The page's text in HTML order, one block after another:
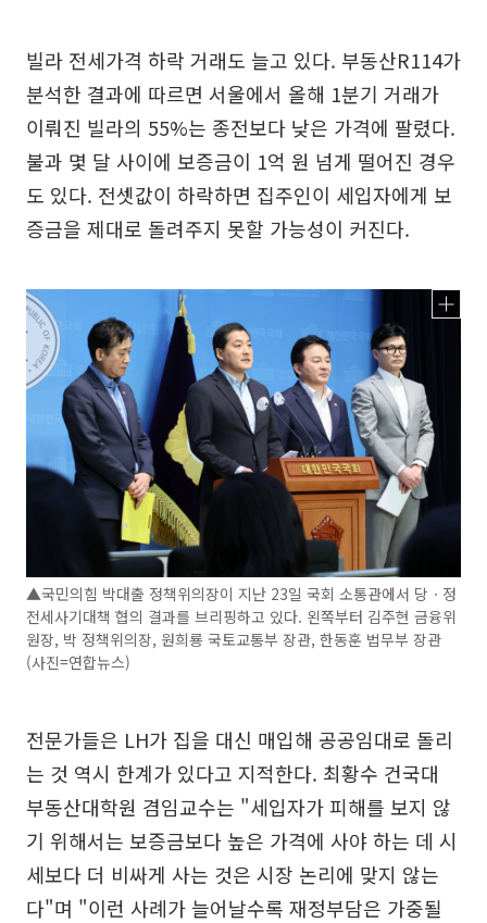
빌라 전세가격 하락 거래도 늘고 있다. 부동산R114가
분석한 결과에 따르면 서울에서 올해 1분기 거래가
이뤄진 빌라의 55%는 종전보다 낮은 가격에 팔렸다.
불과 몇 달 사이에 보증금이 1억 원 넘게 떨어진 경우
도 있다. 전셋값이 하락하면 집주인이 세입자에게 보
증금을 제대로 돌려주지 못할 가능성이 커진다.
▲국민의힘 박대출 정책위의장이 지난 23일 국회 소통관에서 당ㆍ정
전세사기대책 협의 결과를 브리핑하고 있다. 왼쪽부터 김주현 금융위
원장, 박 정책위의장, 원희룡 국토교통부 장관, 한동훈 법무부 장관
(사진=연합뉴스)
전문가들은 LH가 집을 대신 매입해 공공임대로 돌리
는 것 역시 한계가 있다고 지적한다. 최황수 건국대
부동산대학원 겸임교수는 "세입자가 피해를 보지 않
기 위해서는 보증금보다 높은 가격에 사야 하는 데 시
세보다 더 비싸게 사는 것은 시장 논리에 맞지 않는
다"며 "이런 사례가 늘어날수록 재정부담은 가중될